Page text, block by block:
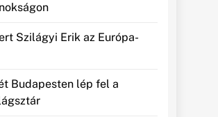
Szilágyi Erik az Európa-
Budapesten lép fel a